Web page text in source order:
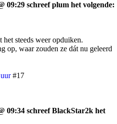
09:29 schreef plum het volgende:
steeds weer opduiken.
op, waar zouden ze dát nu geleerd
#17
09:34 schreef BlackStar2k het